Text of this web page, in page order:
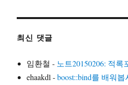
최신 댓글
임환철 - 노트20150206: 적록
ehaakdl-boost::bind를 배워봅